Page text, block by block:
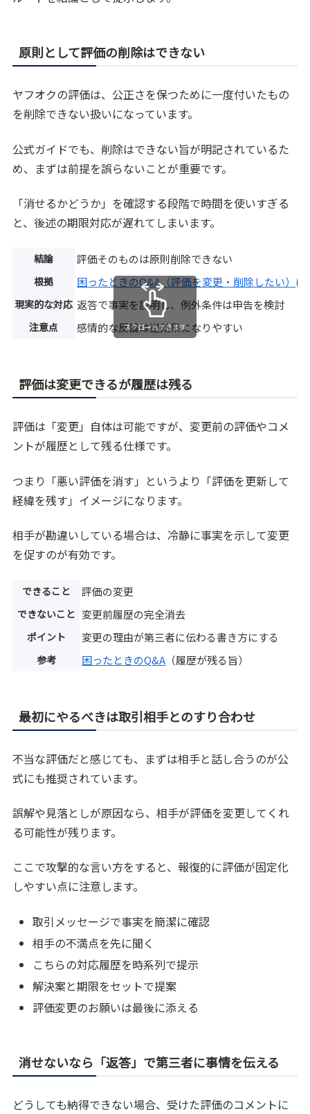
原則として評価の削除はできない
ヤフオクの評価は、公正さを保つために一度付いたもの
を削除できない扱いになっています。
公式ガイドでも、削除はできない旨が明記されているた
め、まずは前提を誤らないことが重要です。
「消せるかどうか」を確認する段階で時間を使いすぎる
と、後述の期限対応が遅れてしまいます。
結論 評価そのものは原則削除できない
根拠 困ったときのQ&A（評価を変更・削除したい） に
現実的な対応 返答で事実を説明し、例外条件は申告を検討
注意点 感情的な反論は逆効果になりやすい
スクロールできます
評価は変更できるが履歴は残る
評価は「変更」自体は可能ですが、変更前の評価やコメ
ントが履歴として残る仕様です。
つまり「悪い評価を消す」というより「評価を更新して
経緯を残す」イメージになります。
相手が勘違いしている場合は、冷静に事実を示して変更
を促すのが有効です。
できること 評価の変更
できないこと 変更前履歴の完全消去
ポイント 変更の理由が第三者に伝わる書き方にする
参考 困ったときのQ&A （履歴が残る旨）
最初にやるべきは取引相手とのすり合わせ
不当な評価だと感じても、まずは相手と話し合うのが公
式にも推奨されています。
誤解や見落としが原因なら、相手が評価を変更してくれ
る可能性が残ります。
ここで攻撃的な言い方をすると、報復的に評価が固定化
しやすい点に注意します。
取引メッセージで事実を簡潔に確認
相手の不満点を先に聞く
こちらの対応履歴を時系列で提示
解決案と期限をセットで提案
評価変更のお願いは最後に添える
消せないなら「返答」で第三者に事情を伝える
どうしても納得できない場合、受けた評価のコメントに